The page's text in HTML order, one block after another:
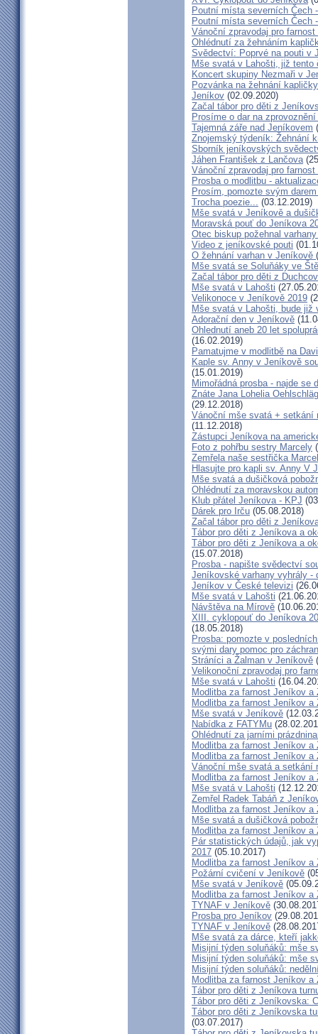
Poutní místa severních Čech
Poutní místa severních Čech
Vánoční zpravodaj pro
Ohlédnutí za žehnáním
Svědectví: Poprvé na pouti v
Mše svatá v Lahošti, již tento
Koncert skupiny Nezmaři v
Pozvánka na žehnání
Jeníkov (02.09.2020)
Začal tábor pro děti z
Prosíme o dar na
Tajemná záře nad Jeníkovem
Znojemský týdeník: Žehnání
Sborník jeníkovských
Jáhen František z Lančova
Vánoční zpravodaj pro
Prosba o modlitbu -
Prosím, pomozte svým
Trocha poezie... (03.12.2019)
Mše svatá v Jeníkově a
Moravská pouť do Jeníkova
Otec biskup požehnal
Video z jeníkovské pouti
O žehnání varhan v Jeníkově
Mše svatá se Soluňáky ve
Začal tábor pro děti z
Mše svatá v Lahošti
Velikonoce v Jeníkově 2019
Mše svatá v Lahošti, bude již
Adorační den v Jeníkově
Ohlednutí aneb 20 let
(16.02.2019)
Pamatujme v modlitbě na
Kaple sv. Anny v Jeníkově
(15.01.2019)
Mimořádná prosba - najde se
Znáte Jana Lohelia
(29.12.2018)
Vánoční mše svatá + setkání
(11.12.2018)
Zástupci Jeníkova na
Foto z pohřbu sestry Marcely
Zemřela naše sestřička
Hlasujte pro kapli sv. Anny V
Mše svatá a dušičková
Ohlédnutí za moravskou
Klub přátel Jeníkova - KPJ
Dárek pro Irču (05.08.2018)
Začal tábor pro děti z
Tábor pro děti z Jeníkova a
Tábor pro děti z Jeníkova a
(15.07.2018)
Prosba - napište svědectví
Jeníkovské varhany vyhrály -
Jeníkov v České televizi
Mše svatá v Lahošti
Návštěva na Mírově
XIII. cyklopouť do Jeníkova
(18.05.2018)
Prosba: pomozte v
svými dary pomoc pro
Stráníci a Žalman v Jeníkově
Velikonoční zpravodaj pro
Mše svatá v Lahošti
Modlitba za farnost Jeníkov a
Modlitba za farnost Jeníkov a
Mše svatá v Jeníkově
Nabídka z FATYMu
Ohlédnutí za jarními
Modlitba za farnost Jeníkov a
Modlitba za farnost Jeníkov a
Vánoční mše svatá a setkání
Modlitba za farnost Jeníkov a
Mše svatá v Lahošti
Zemřel Radek Tabáň z
Modlitba za farnost Jeníkov a
Mše svatá a dušičková
Modlitba za farnost Jeníkov a
Pár statistických údajů, jak
2017 (05.10.2017)
Modlitba za farnost Jeníkov a
Požární cvičení v Jeníkově
Mše svatá v Jeníkově
Modlitba za farnost Jeníkov a
TYNAF v Jeníkově
Prosba pro Jeníkov
TYNAF v Jeníkově
Mše svatá za dárce, kteří
Misijní týden soluňáků: mše
Misijní týden soluňáků: mše
Misijní týden soluňáků:
Modlitba za farnost Jeníkov a
Tábor pro děti z Jeníkova
Tábor pro děti z Jeníkovska:
Tábor pro děti z Jeníkovska
(03.07.2017)